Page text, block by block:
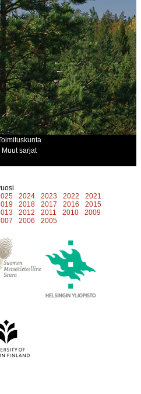
Muut sarjat
2024 2023 2022
2021
2018 2017 2016
2015
2012 2011 2010
2009
2006 2005